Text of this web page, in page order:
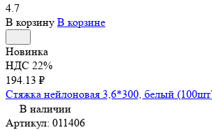
4.7
В корзину В корзине
Новинка
НДС 22%
194.13 ₽
Стяжка нейлоновая 3,6*300, белый
В наличии
Артикул: 011406